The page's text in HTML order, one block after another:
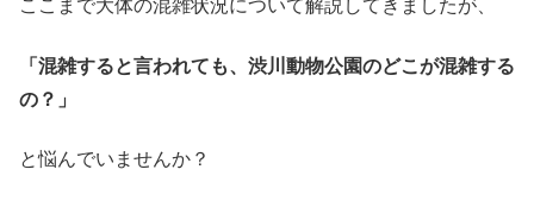
ここまで大体の混雑状況について解説してきましたが、
「混雑すると言われても、渋川動物公園のどこが混雑する
の？」
と悩んでいませんか？